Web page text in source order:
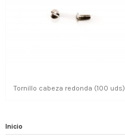
Tornillo cabeza redonda (100 uds)
Inicio